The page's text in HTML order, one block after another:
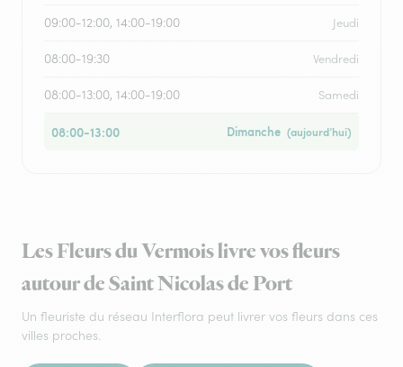
09:00-12:00, 14:00-19:00 Jeudi
08:00-19:30 Vendredi
08:00-13:00, 14:00-19:00 Samedi
08:00-13:00 Dimanche (aujourd’hui)
Les Fleurs du Vermois livre vos fleurs
autour de Saint Nicolas de Port
Un fleuriste du réseau Interflora peut livrer vos fleurs dans ces
villes proches.